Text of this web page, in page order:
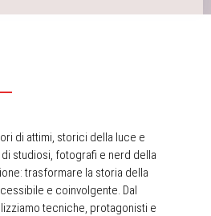
di attimi, storici della luce e
studiosi, fotografi e nerd della
trasformare la storia della
e coinvolgente. Dal
tecniche, protagonisti e